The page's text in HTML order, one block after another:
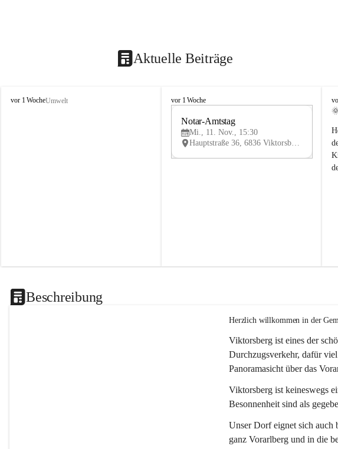
Aktuelle Beiträge
V
vor 1 WocheUmwelt
V
vor 1 Woche
V
Notar-Amtstag
Mi., 11. Nov., 15:30
Hauptstraße 36, 6836 Viktorsberg, AUT
V
i
t
o
r
s
Beschreibung
Herzlich willkommen in der
Viktorsberg ist eines der
Durchzugsverkehr, dafür
Panoramasicht über das
Viktorsberg ist keineswegs
Besonnenheit sind als
Unser Dorf eignet sich auch
ganz Vorarlberg und in die